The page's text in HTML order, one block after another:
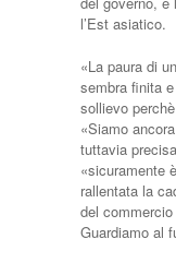
l’Est asiatico.
«La paura di
sembra finita
sollievo
«Siamo
tuttavia
«sicuramente
rallentata la
del
Guardiamo al